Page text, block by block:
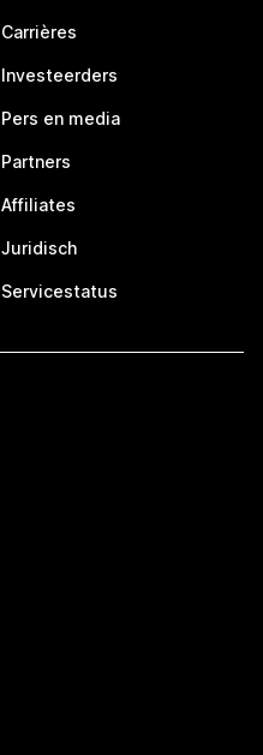
Carrières
Investeerders
Pers en media
Partners
Affiliates
Juridisch
Servicestatus